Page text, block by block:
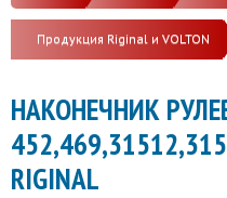
Продукция Riginal и VOLTON
НАКОНЕЧНИК
RIGINAL